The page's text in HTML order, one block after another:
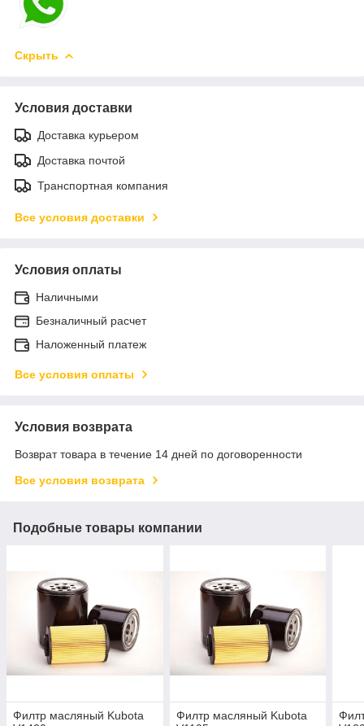
Скрыть
Условия доставки
Доставка курьером
Доставка почтой
Транспортная компания
Все условия доставки
Условия оплаты
Наличными
Безналичный расчет
Наложенный платеж
Все условия оплаты
Условия возврата
Возврат товара в течение 14 дней по договоренности
Все условия возврата
Подобные товары компании
Филтр масляный Kubota
Филтр масляный Kubota